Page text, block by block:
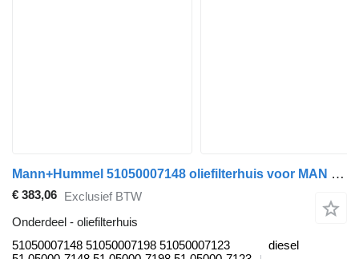
Mann+Hummel 51050007148 oliefilterhuis voor MAN TGL, TGM, TGS, TGX (2005-2021) trekker
€ 383,06 Exclusief BTW
Onderdeel - oliefilterhuis
51050007148 51050007198 51050007123
diesel